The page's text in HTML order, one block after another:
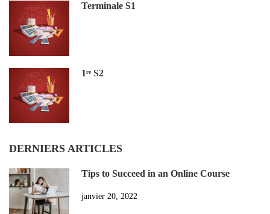
Terminale S1
1ʳᵉ S2
DERNIERS ARTICLES
Tips to Succeed in an Online Course
janvier 20, 2022